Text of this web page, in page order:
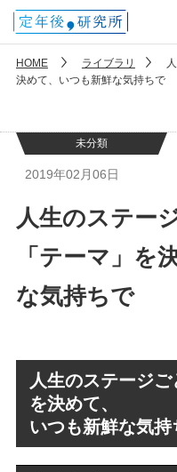
HOME ライブラリ
決めて、いつも新鮮な気持ちで
未分類
2019年02月06日
人生のステー
「テーマ」を
な気持ちで
人生のステージご
を決めて、
いつも新鮮な気持